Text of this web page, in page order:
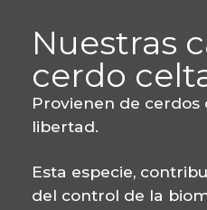
Nuestras
cerdo
Provienen de cerdos
libertad.
Esta especie,
del control de la